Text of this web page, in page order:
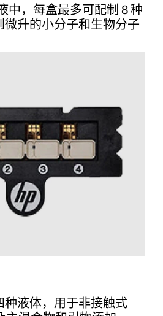
中，每盒最多可配制 8 种
微升的小分子和生物分子
种液体，用于非接触式